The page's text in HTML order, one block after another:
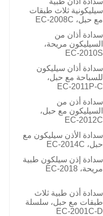
سيليكونية ثلاث طبقات
مع حبل، EC-2008C
سدادة أذان من
السيليكون مريحة،
EC-2010S
سدادة أذان سيليكون
للسباحة مع حبل،
EC-2011P-C
سدادة أذن من
السيليكون مع حبل،
EC-2012C
سدادة الأذن سيليكون مع
حبل، EC-2014C
سدادة إذن سيلكون طبية
مريحة، EC-2018
سدادة أذن طبية ثلاث
طبقات مع حبل، سلسلة
EC-2001C-D